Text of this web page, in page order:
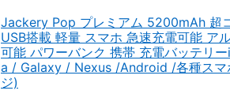
Jackery Pop プレミアム 5200mAh 超
USB搭載 軽量 スマホ 急速充電可能 ア
可能 パワーバンク 携帯 充電バッテリ
a / Galaxy / Nexus /Android /各種スマ
ジ)